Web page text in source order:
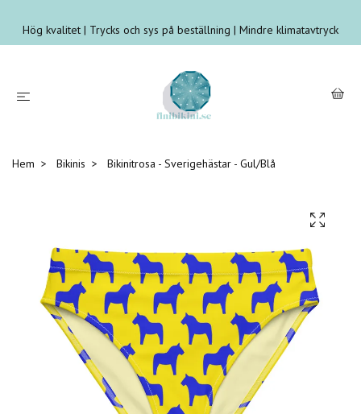
Hög kvalitet | Trycks och sys på beställning | Mindre klimatavtryck
Hem Bikinis Bikinitrosa - Sverigehästar - Gul/Blå